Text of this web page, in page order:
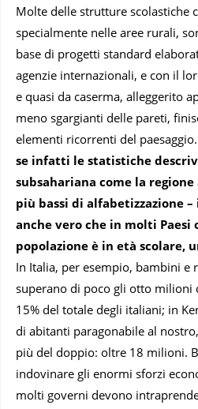
Molte delle strutture scolastiche
specialmente nelle aree rurali,
base di progetti standard
agenzie internazionali, e con il
e quasi da caserma, alleggerito
meno sgargianti delle pareti,
elementi ricorrenti del
se infatti le statistiche
subsahariana come la
più bassi di alfabetizzazione –
anche vero che in molti
popolazione è in età scolare,
In Italia, per esempio, bambini e
superano di poco gli otto milioni
15% del totale degli italiani; in
di abitanti paragonabile al
più del doppio: oltre 18 milioni.
indovinare gli enormi sforzi
molti governi devono